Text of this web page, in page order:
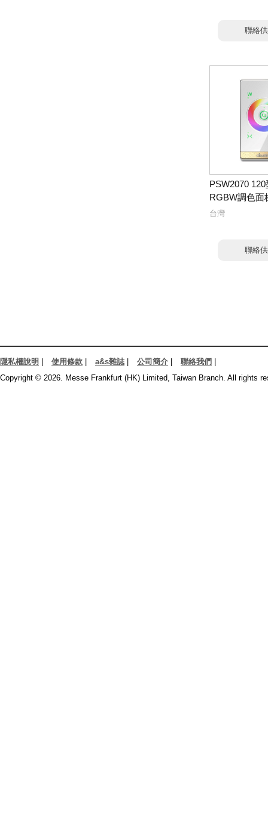
聯絡
PSW2070
RGBW調色面
台灣
聯絡
隱私權說明 使用條款 a&s雜誌| 公司簡介 聯絡我們
Copyright © 2026. Messe Frankfurt (HK) Limited, Taiwan Branch. All rights